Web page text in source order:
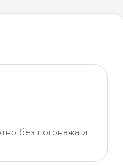
без погонажа и